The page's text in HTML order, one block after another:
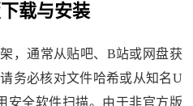
载与安装
，通常从贴吧、B站或网盘获
务必核对文件哈希或从知名U
安全软件扫描。由于非官方版